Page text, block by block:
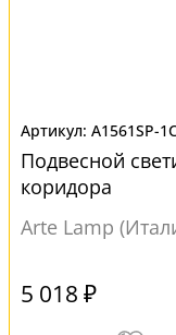
A1561SP-
Подвесной
коридора
Arte Lamp
5 018 ₽